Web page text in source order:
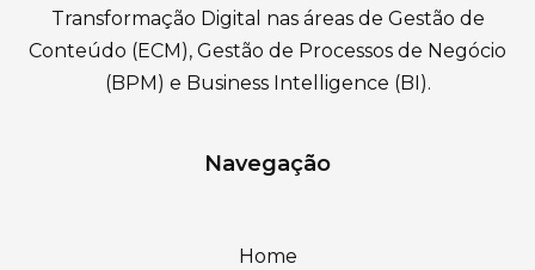
Transformação Digital nas áreas de Gestão de
Conteúdo (ECM), Gestão de Processos de Negócio
(BPM) e Business Intelligence (BI).
Navegação
Home